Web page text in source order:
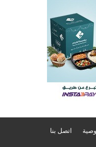
اتصل بنا